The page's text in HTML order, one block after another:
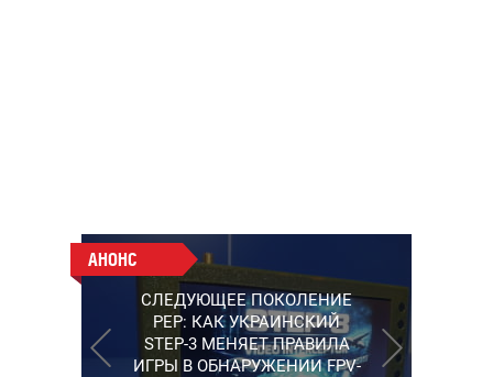
АНОНС
СЛЕДУЮЩЕЕ ПОКОЛЕНИЕ
PEP: КАК УКРАИНСКИЙ
STEP-3 МЕНЯЕТ ПРАВИЛА
ИГРЫ В ОБНАРУЖЕНИИ FPV-
АНОНС
РАБОТАЮТ НА ПЕРЕДОВОЙ:
ПОДДЕРЖИТЕ ВОЕНКОРОВ
"5 КАНАЛА", КОТОРЫЕ
СНИМАЮТ НА САМЫХ